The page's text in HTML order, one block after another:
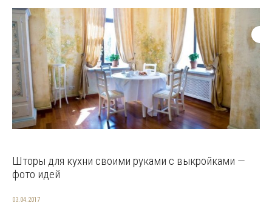
Шторы для кухни своими руками с выкройками —
фото идей
03.04.2017